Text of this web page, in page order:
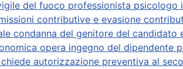
del fuoco professionista psicologo
contributive e evasione
condanna del genitore del
opera ingegno del dipendente
autorizzazione preventiva al